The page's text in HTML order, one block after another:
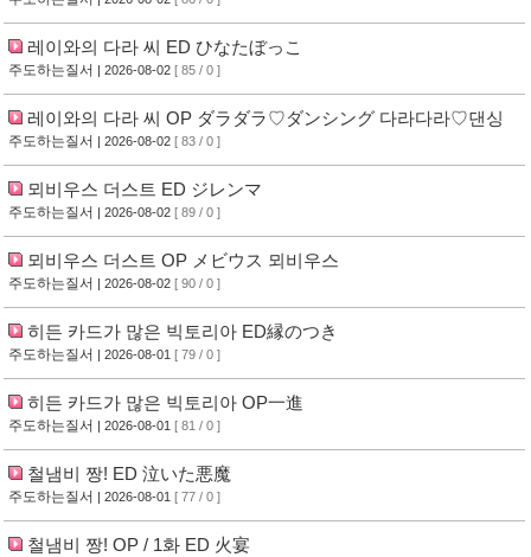
레이와의 다라 씨 ED ひなたぼっこ
주도하는질서 | 2026-08-02 [ 85 / 0 ]
레이와의 다라 씨 OP ダラダラ♡ダンシング 다라다라♡댄싱
주도하는질서 | 2026-08-02 [ 83 / 0 ]
뫼비우스 더스트 ED ジレンマ
주도하는질서 | 2026-08-02 [ 89 / 0 ]
뫼비우스 더스트 OP メビウス 뫼비우스
주도하는질서 | 2026-08-02 [ 90 / 0 ]
히든 카드가 많은 빅토리아 ED縁のつき
주도하는질서 | 2026-08-01 [ 79 / 0 ]
히든 카드가 많은 빅토리아 OP一進
주도하는질서 | 2026-08-01 [ 81 / 0 ]
철냄비 짱! ED 泣いた悪魔
주도하는질서 | 2026-08-01 [ 77 / 0 ]
철냄비 짱! OP / 1화 ED 火宴